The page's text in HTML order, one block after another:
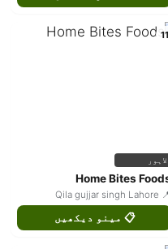
11
لاہور
Home Bites
📍 Qila gujjar
📋 مینو دیکھیں